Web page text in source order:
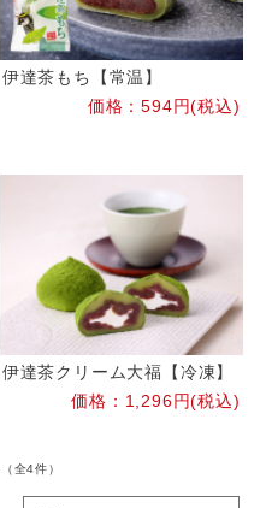
伊達茶もち【常温】
価格：594円(税込)
伊達茶クリーム大福【冷凍】
価格：1,296円(税込)
（全4件）